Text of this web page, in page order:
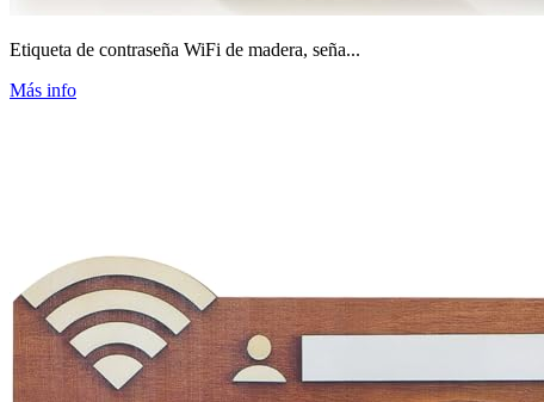
Etiqueta de contraseña WiFi de madera, seña...
Más info